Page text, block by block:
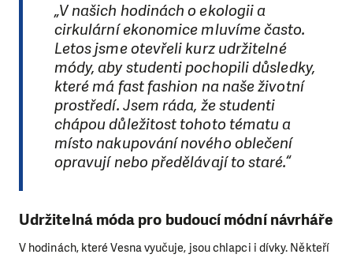
„V našich hodinách o ekologii a
cirkulární ekonomice mluvíme často.
Letos jsme otevřeli kurz udržitelné
módy, aby studenti pochopili důsledky,
které má fast fashion na naše životní
prostředí. Jsem ráda, že studenti
chápou důležitost tohoto tématu a
místo nakupování nového oblečení
opravují nebo předělávají to staré.“
Udržitelná móda pro budoucí módní návrháře
V hodinách, které Vesna vyučuje, jsou chlapci i dívky. Někteří